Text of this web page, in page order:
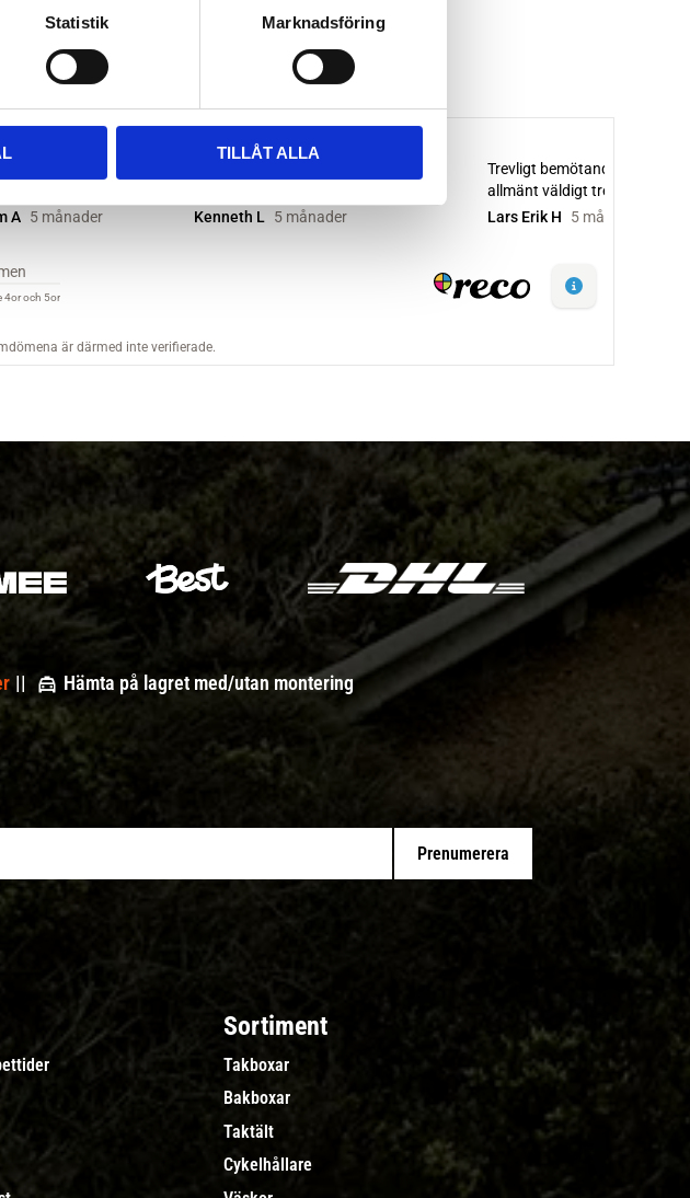
Statistik Marknadsföring
TILLÅT ALLA
Hämta på lagret med/utan montering
Prenumerera
Sortiment
Takboxar
Bakboxar
Taktält
Cykelhållare